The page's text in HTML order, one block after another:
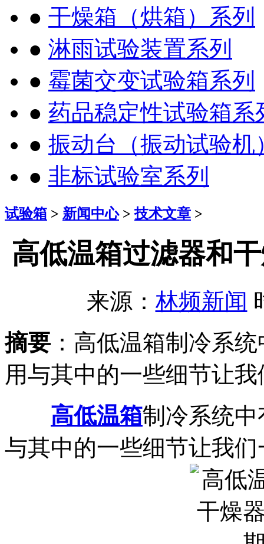
● 干燥箱（烘箱）系列
● 淋雨试验装置系列
● 霉菌交变试验箱系列
● 药品稳定性试验箱系
● 振动台（振动试验机
● 非标试验室系列
试验箱 > 新闻中心>技术文章 >
高低温箱过滤器和
来源： 林频新闻
摘要 ：高低温箱制冷系
用与其中的一些细节让
高低温箱制冷系统
与其中的一些细节让我